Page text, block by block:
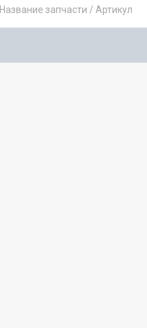
Название запчасти / Артикул